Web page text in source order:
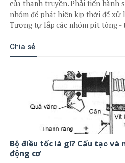
của thanh truyền. Phải tiến hành
nhóm để phát hiện kịp thời để xử
Tương tự lắp các nhóm pít tông -
Chia sẻ:
Bộ điều tốc là gì? Cấu tạo và
động cơ